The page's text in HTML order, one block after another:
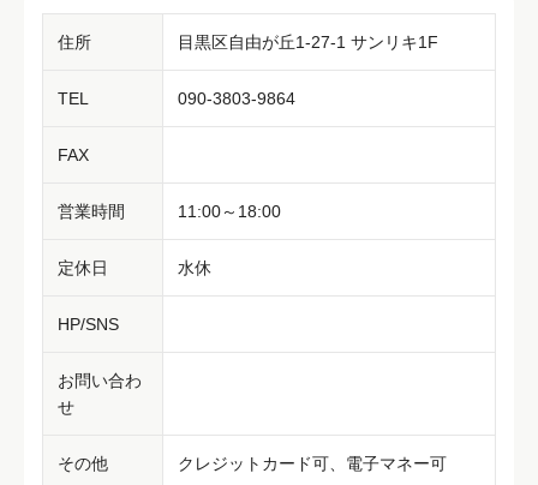
住所 目黒区自由が丘1-27-1 サンリキ1F
TEL 090-3803-9864
FAX
営業時間 11:00～18:00
定休日 水休
HP/SNS
お問い合わ
せ
その他 クレジットカード可、電子マネー可